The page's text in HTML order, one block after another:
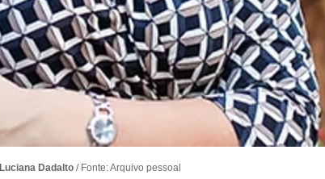
Luciana Dadalto / Fonte: Arquivo pessoal